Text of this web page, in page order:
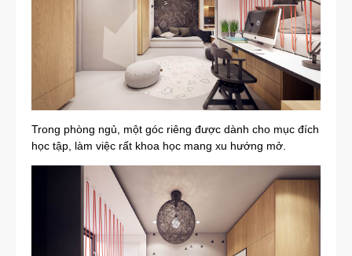
Trong phòng ngủ, một góc riêng được dành cho mục đích
học tập, làm việc rất khoa học mang xu hướng mở.